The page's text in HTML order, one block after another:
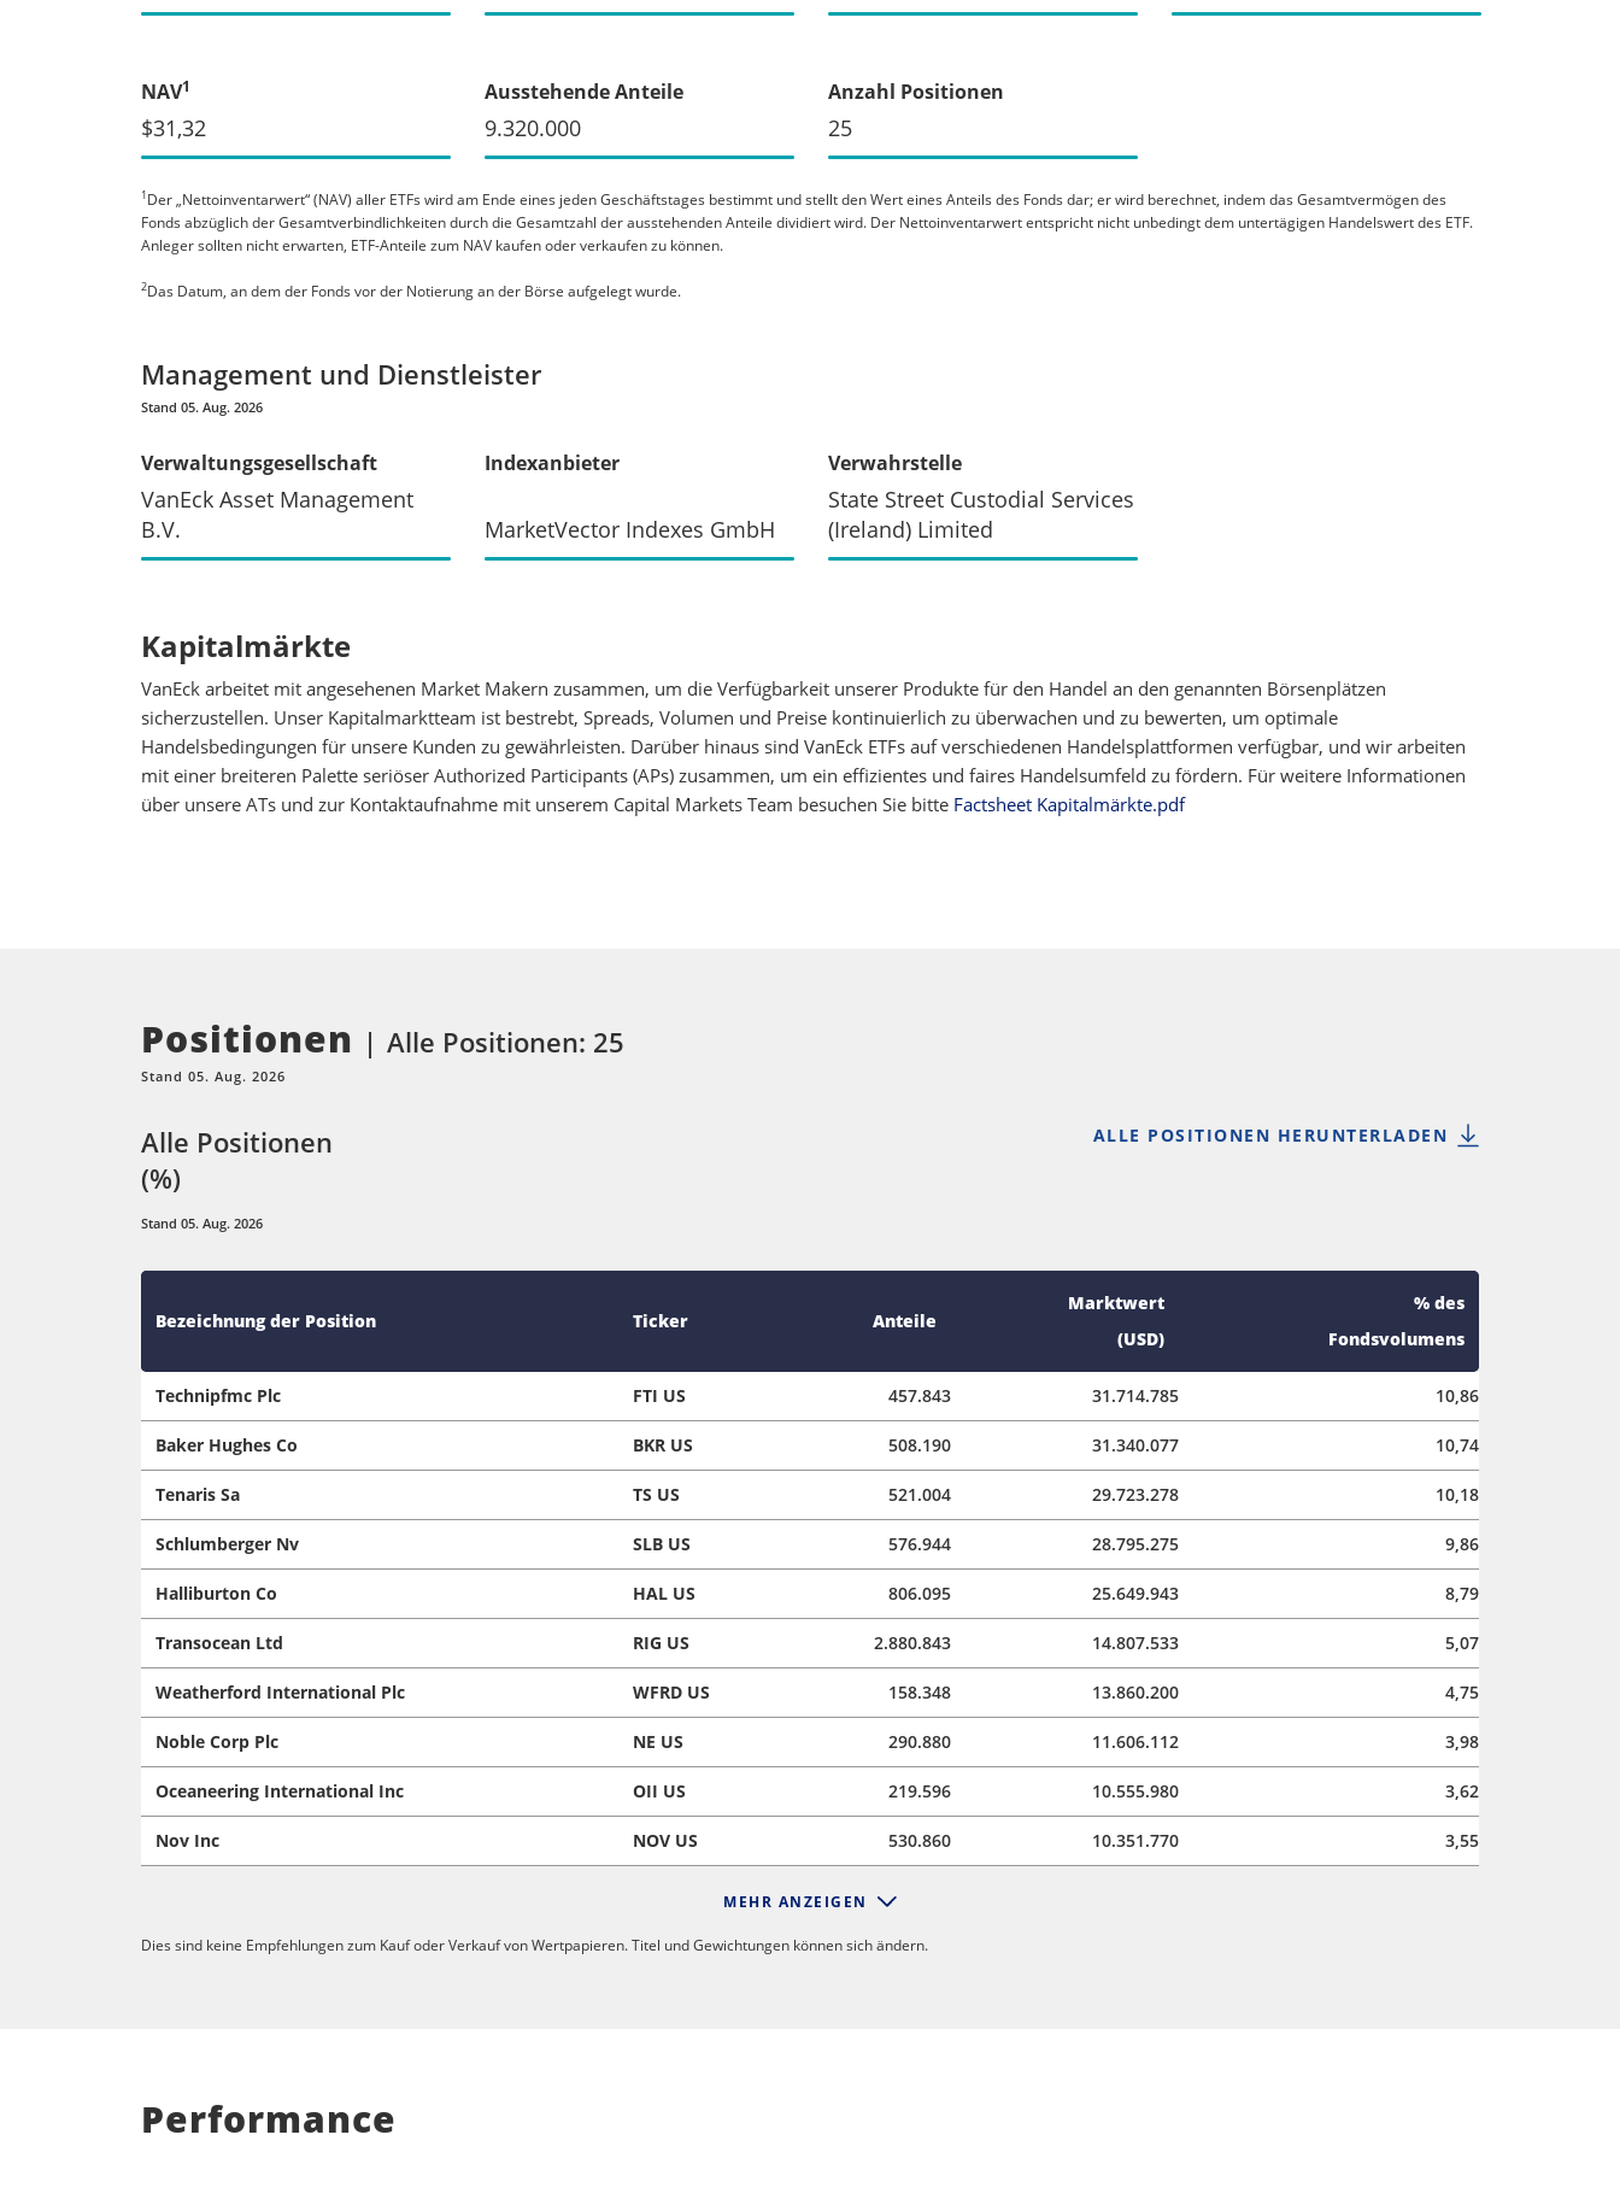
NAV1
$31,32
Ausstehende Anteile
9.320.000
Anzahl Positionen
25
1Der „Nettoinventarwert“ (NAV) aller ETFs wird am Ende eines jeden Geschäftstages bestimmt und stellt den Wert eines Anteils des Fonds dar; er wird berechnet, indem das Gesamtvermögen des
Fonds abzüglich der Gesamtverbindlichkeiten durch die Gesamtzahl der ausstehenden Anteile dividiert wird. Der Nettoinventarwert entspricht nicht unbedingt dem untertägigen Handelswert des ETF.
Anleger sollten nicht erwarten, ETF-Anteile zum NAV kaufen oder verkaufen zu können.
2Das Datum, an dem der Fonds vor der Notierung an der Börse aufgelegt wurde.
Management und Dienstleister
Stand 05. Aug. 2026
Verwaltungsgesellschaft
VanEck Asset Management
B.V.
Indexanbieter
MarketVector Indexes GmbH
Verwahrstelle
State Street Custodial Services
(Ireland) Limited
Kapitalmärkte
VanEck arbeitet mit angesehenen Market Makern zusammen, um die Verfügbarkeit unserer Produkte für den Handel an den genannten Börsenplätzen
sicherzustellen. Unser Kapitalmarktteam ist bestrebt, Spreads, Volumen und Preise kontinuierlich zu überwachen und zu bewerten, um optimale
Handelsbedingungen für unsere Kunden zu gewährleisten. Darüber hinaus sind VanEck ETFs auf verschiedenen Handelsplattformen verfügbar, und wir arbeiten
mit einer breiteren Palette seriöser Authorized Participants (APs) zusammen, um ein effizientes und faires Handelsumfeld zu fördern. Für weitere Informationen
über unsere ATs und zur Kontaktaufnahme mit unserem Capital Markets Team besuchen Sie bitte Factsheet Kapitalmärkte.pdf
Positionen
Stand 05. Aug. 2026
Alle Positionen: 25
Alle Positionen
(%)
Stand 05. Aug. 2026
ALLE POSITIONEN HERUNTERLADEN
Bezeichnung der Position Ticker Anteile
Marktwert
(USD)
% des
Fondsvolumens
Technipfmc Plc FTI US 457.843 31.714.785 10,86
Baker Hughes Co BKR US 508.190 31.340.077 10,74
Tenaris Sa TS US 521.004 29.723.278 10,18
Schlumberger Nv SLB US 576.944 28.795.275 9,86
Halliburton Co HAL US 806.095 25.649.943 8,79
Transocean Ltd RIG US 2.880.843 14.807.533 5,07
Weatherford International Plc WFRD US 158.348 13.860.200 4,75
Noble Corp Plc NE US 290.880 11.606.112 3,98
Oceaneering International Inc OII US 219.596 10.555.980 3,62
Nov Inc NOV US 530.860 10.351.770 3,55
MEHR ANZEIGEN
Dies sind keine Empfehlungen zum Kauf oder Verkauf von Wertpapieren. Titel und Gewichtungen können sich ändern.
Performance